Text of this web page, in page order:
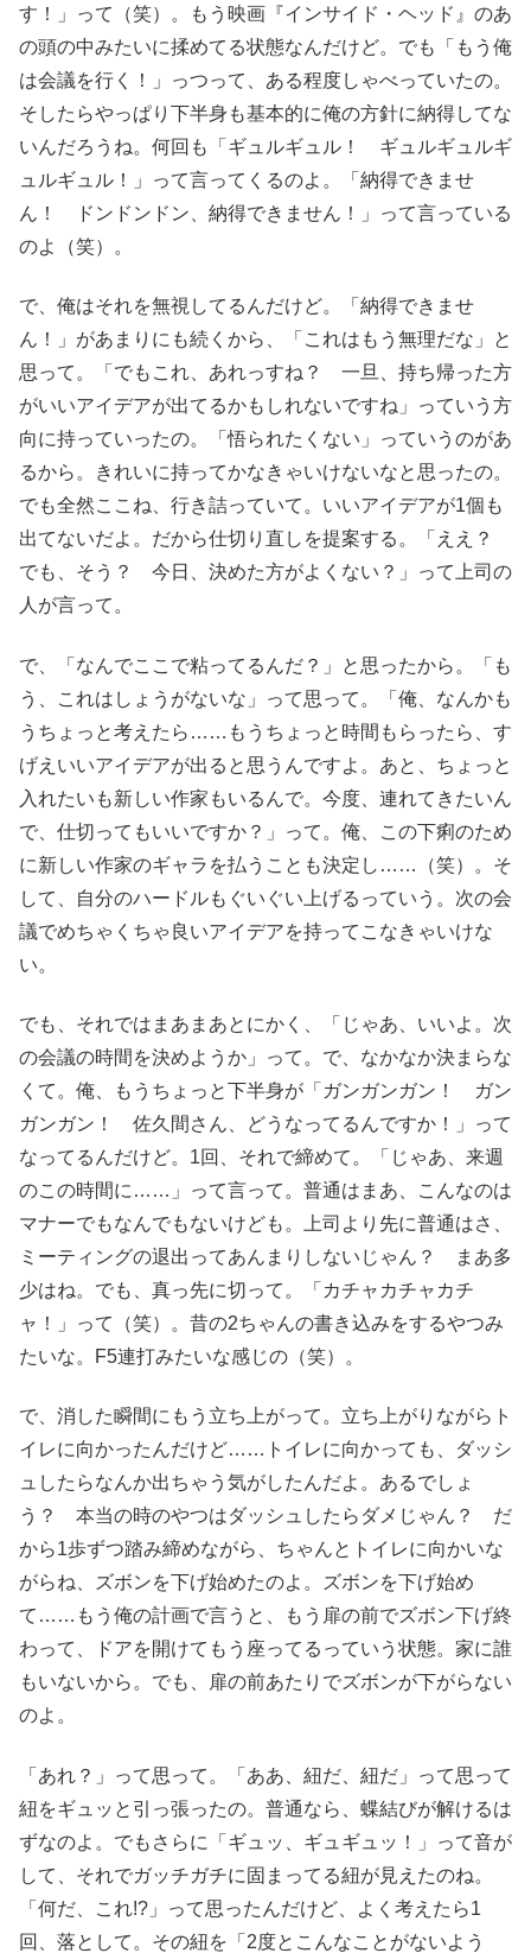
す！」って（笑）。もう映画『インサイド・ヘッド』のあ
の頭の中みたいに揉めてる状態なんだけど。でも「もう俺
は会議を行く！」っつって、ある程度しゃべっていたの。
そしたらやっぱり下半身も基本的に俺の方針に納得してな
いんだろうね。何回も「ギュルギュル！ ギュルギュルギ
ュルギュル！」って言ってくるのよ。「納得できませ
ん！ ドンドンドン、納得できません！」って言っている
のよ（笑）。
で、俺はそれを無視してるんだけど。「納得できませ
ん！」があまりにも続くから、「これはもう無理だな」と
思って。「でもこれ、あれっすね？ 一旦、持ち帰った方
がいいアイデアが出てるかもしれないですね」っていう方
向に持っていったの。「悟られたくない」っていうのがあ
るから。きれいに持ってかなきゃいけないなと思ったの。
でも全然ここね、行き詰っていて。いいアイデアが1個も
出てないだよ。だから仕切り直しを提案する。「ええ？
でも、そう？ 今日、決めた方がよくない？」って上司の
人が言って。
で、「なんでここで粘ってるんだ？」と思ったから。「も
う、これはしょうがないな」って思って。「俺、なんかも
うちょっと考えたら……もうちょっと時間もらったら、す
げえいいアイデアが出ると思うんですよ。あと、ちょっと
入れたいも新しい作家もいるんで。今度、連れてきたいん
で、仕切ってもいいですか？」って。俺、この下痢のため
に新しい作家のギャラを払うことも決定し……（笑）。そ
して、自分のハードルもぐいぐい上げるっていう。次の会
議でめちゃくちゃ良いアイデアを持ってこなきゃいけな
い。
でも、それではまあまあとにかく、「じゃあ、いいよ。次
の会議の時間を決めようか」って。で、なかなか決まらな
くて。俺、もうちょっと下半身が「ガンガンガン！ ガン
ガンガン！ 佐久間さん、どうなってるんですか！」って
なってるんだけど。1回、それで締めて。「じゃあ、来週
のこの時間に……」って言って。普通はまあ、こんなのは
マナーでもなんでもないけども。上司より先に普通はさ、
ミーティングの退出ってあんまりしないじゃん？ まあ多
少はね。でも、真っ先に切って。「カチャカチャカチ
ャ！」って（笑）。昔の2ちゃんの書き込みをするやつみ
たいな。F5連打みたいな感じの（笑）。
で、消した瞬間にもう立ち上がって。立ち上がりながらト
イレに向かったんだけど……トイレに向かっても、ダッシ
ュしたらなんか出ちゃう気がしたんだよ。あるでしょ
う？ 本当の時のやつはダッシュしたらダメじゃん？ だ
から1歩ずつ踏み締めながら、ちゃんとトイレに向かいな
がらね、ズボンを下げ始めたのよ。ズボンを下げ始め
て……もう俺の計画で言うと、もう扉の前でズボン下げ終
わって、ドアを開けてもう座ってるっていう状態。家に誰
もいないから。でも、扉の前あたりでズボンが下がらない
のよ。
「あれ？」って思って。「ああ、紐だ、紐だ」って思って
紐をギュッと引っ張ったの。普通なら、蝶結びが解けるは
ずなのよ。でもさらに「ギュッ、ギュギュッ！」って音が
して、それでガッチガチに固まってる紐が見えたのね。
「何だ、これ!?」って思ったんだけど、よく考えたら1
回、落として。その紐を「2度とこんなことがないよう